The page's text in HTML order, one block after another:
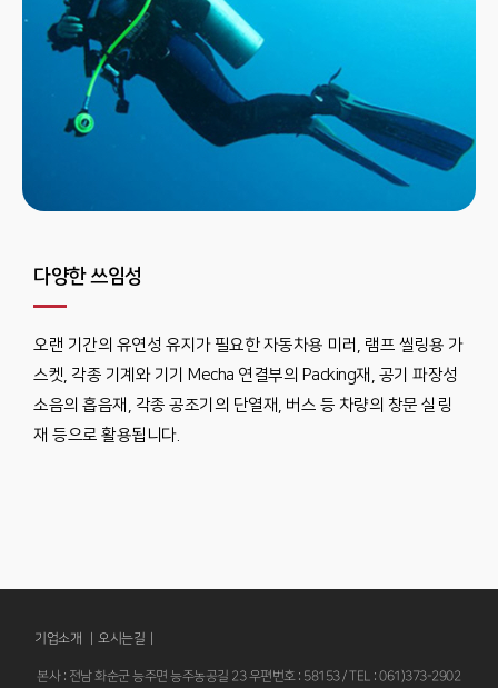
다양한 쓰임성
오랜 기간의 유연성 유지가 필요한 자동차용 미러, 램프 씰링용 가
스켓, 각종 기계와 기기 Mecha 연결부의 Packing재, 공기 파장성
소음의 흡음재, 각종 공조기의 단열재, 버스 등 차량의 창문 실링
재 등으로 활용됩니다.
기업소개 | 오시는길
본사 : 전남 화순군 능주면 능주농공길 23 우편번호 : 58153 / TEL : 061)373-2902